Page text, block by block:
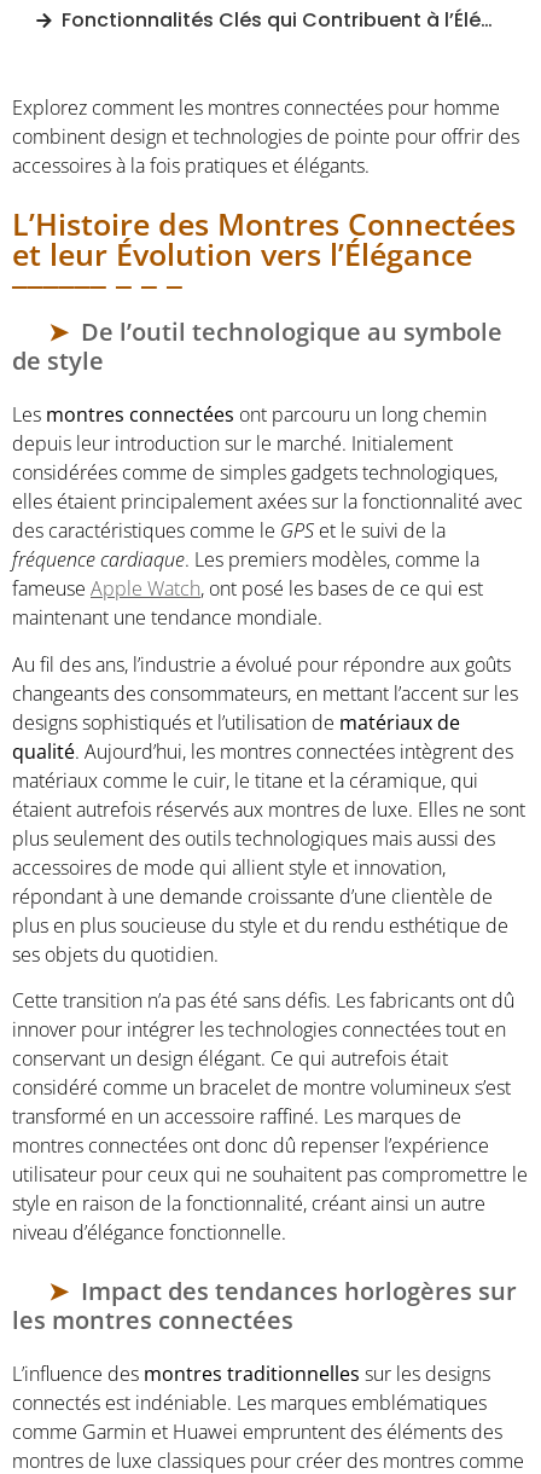
Fonctionnalités Clés qui Contribuent à l’Élégance
Explorez comment les montres connectées pour homme
combinent design et technologies de pointe pour offrir des
accessoires à la fois pratiques et élégants.
L’Histoire des Montres Connectées
et leur Évolution vers l’Élégance
De l’outil technologique au symbole
de style
Les montres connectées ont parcouru un long chemin
depuis leur introduction sur le marché. Initialement
considérées comme de simples gadgets technologiques,
elles étaient principalement axées sur la fonctionnalité avec
des caractéristiques comme le GPS et le suivi de la
fréquence cardiaque. Les premiers modèles, comme la
fameuse Apple Watch, ont posé les bases de ce qui est
maintenant une tendance mondiale.
Au fil des ans, l’industrie a évolué pour répondre aux goûts
changeants des consommateurs, en mettant l’accent sur les
designs sophistiqués et l’utilisation de matériaux de
qualité. Aujourd’hui, les montres connectées intègrent des
matériaux comme le cuir, le titane et la céramique, qui
étaient autrefois réservés aux montres de luxe. Elles ne sont
plus seulement des outils technologiques mais aussi des
accessoires de mode qui allient style et innovation,
répondant à une demande croissante d’une clientèle de
plus en plus soucieuse du style et du rendu esthétique de
ses objets du quotidien.
Cette transition n’a pas été sans défis. Les fabricants ont dû
innover pour intégrer les technologies connectées tout en
conservant un design élégant. Ce qui autrefois était
considéré comme un bracelet de montre volumineux s’est
transformé en un accessoire raffiné. Les marques de
montres connectées ont donc dû repenser l’expérience
utilisateur pour ceux qui ne souhaitent pas compromettre le
style en raison de la fonctionnalité, créant ainsi un autre
niveau d’élégance fonctionnelle.
Impact des tendances horlogères sur
les montres connectées
L’influence des montres traditionnelles sur les designs
connectés est indéniable. Les marques emblématiques
comme Garmin et Huawei empruntent des éléments des
montres de luxe classiques pour créer des montres comme